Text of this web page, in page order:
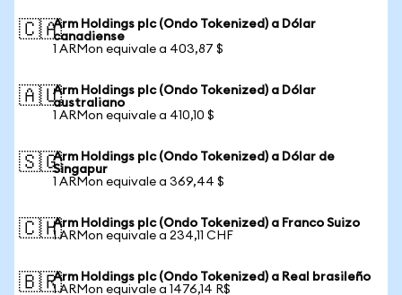
🇨🇦Arm Holdings plc (Ondo Tokenized) a Dólar
canadiense
1 ARMon equivale a 403,87 $
🇦🇺Arm Holdings plc (Ondo Tokenized) a Dólar
australiano
1 ARMon equivale a 410,10 $
🇸🇬Arm Holdings plc (Ondo Tokenized) a Dólar de
Singapur
1 ARMon equivale a 369,44 $
🇨🇭Arm Holdings plc (Ondo Tokenized) a Franco Suizo
1 ARMon equivale a 234,11 CHF
🇧🇷Arm Holdings plc (Ondo Tokenized) a Real brasileño
1 ARMon equivale a 1476,14 R$